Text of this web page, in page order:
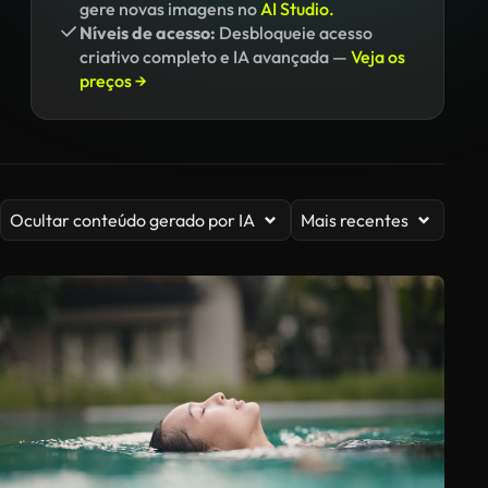
gere novas imagens noAI Studio.
Níveis de acesso: Desbloqueie acesso
criativo completo e IA avançada — Veja os
preços →
Ocultar conteúdo gerado por IA Mais recentes